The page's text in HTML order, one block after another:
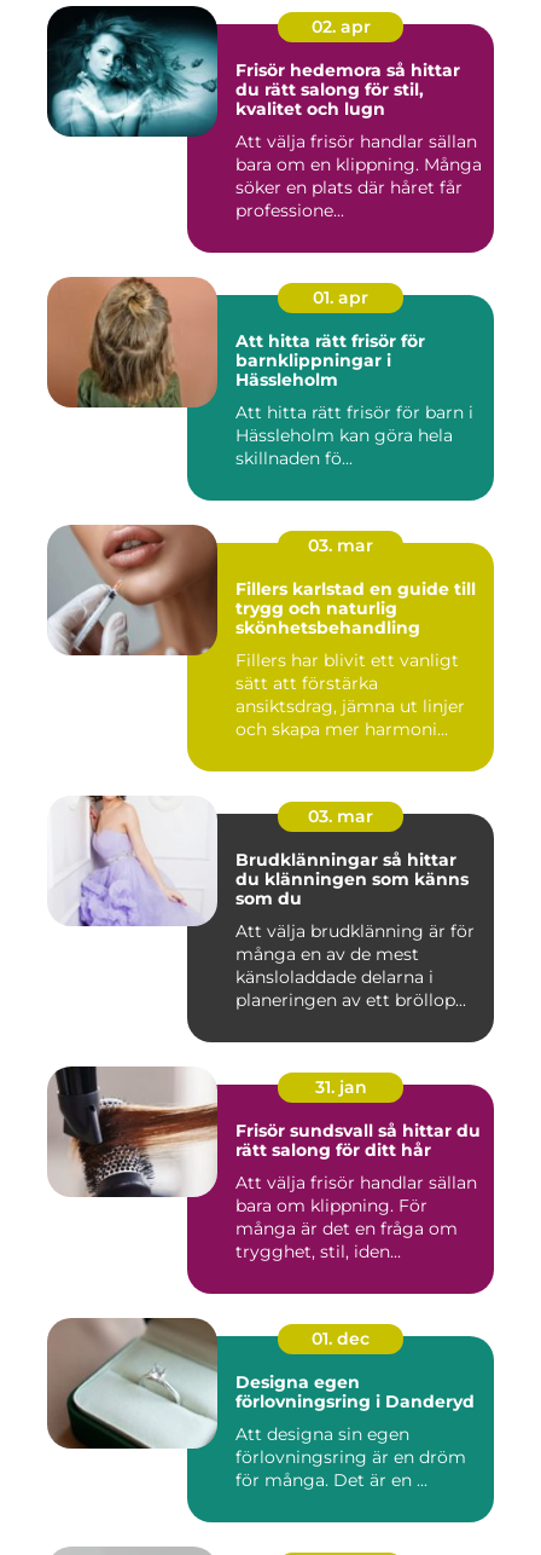
02. apr
Frisör hedemora så hittar
du rätt salong för stil,
kvalitet och lugn
Att välja frisör handlar sällan
bara om en klippning. Många
söker en plats där håret får
professione...
01. apr
Att hitta rätt frisör för
barnklippningar i
Hässleholm
Att hitta rätt frisör för barn i
Hässleholm kan göra hela
skillnaden fö...
03. mar
Fillers karlstad en guide till
trygg och naturlig
skönhetsbehandling
Fillers har blivit ett vanligt
sätt att förstärka
ansiktsdrag, jämna ut linjer
och skapa mer harmoni...
03. mar
Brudklänningar så hittar
du klänningen som känns
som du
Att välja brudklänning är för
många en av de mest
känsloladdade delarna i
planeringen av ett bröllop...
31. jan
Frisör sundsvall så hittar du
rätt salong för ditt hår
Att välja frisör handlar sällan
bara om klippning. För
många är det en fråga om
trygghet, stil, iden...
01. dec
Designa egen
förlovningsring i Danderyd
Att designa sin egen
förlovningsring är en dröm
för många. Det är en ...